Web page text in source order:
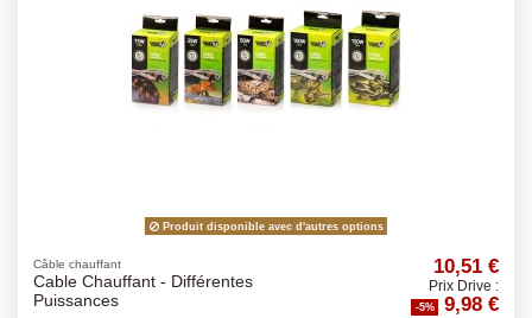
Produit disponible avec d'autres options
Câble chauffant
Cable Chauffant - Différentes
Puissances
10,51 €
Prix Drive :
-5% 9,98 €